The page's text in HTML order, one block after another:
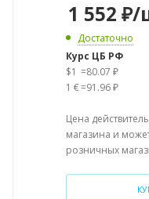
1 552 ₽/
Достаточно
Курс ЦБ РФ
$1 =80.07 ₽
1 €=91.96 ₽
Цена
магазина и
розничных